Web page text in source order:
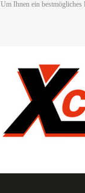
Um Ihnen ein